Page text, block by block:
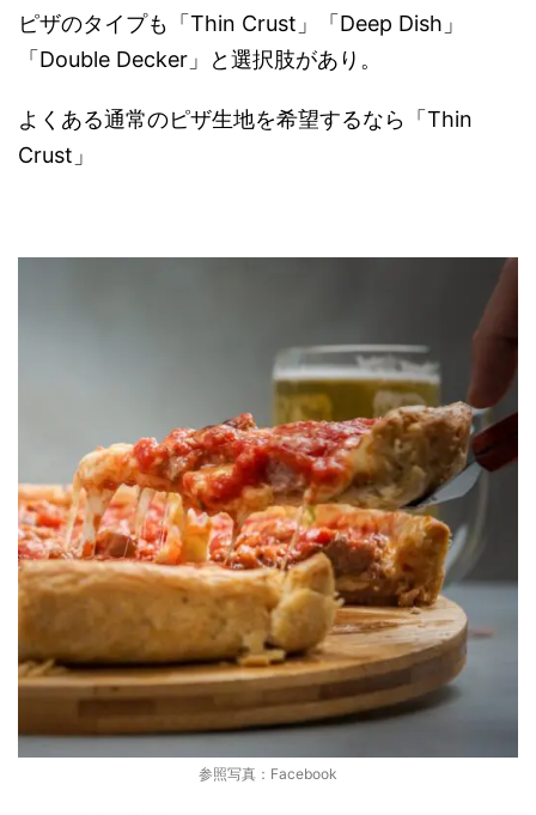
ピザのタイプも「Thin Crust」「Deep Dish」
「Double Decker」と選択肢があり。
よくある通常のピザ生地を希望するなら「Thin
Crust」
参照写真：Facebook